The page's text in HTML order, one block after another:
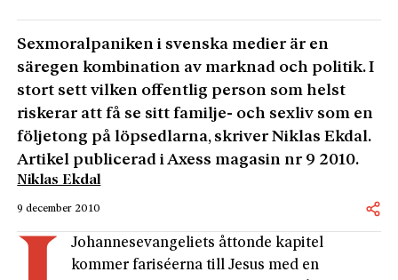
Sexmoralpaniken i svenska medier är en
säregen kombination av marknad och politik. I
stort sett vilken offentlig person som helst
riskerar att få se sitt familje- och sexliv som en
följetong på löpsedlarna, skriver Niklas Ekdal.
Artikel publicerad i Axess magasin nr 9 2010.
Niklas Ekdal
9 december 2010
Johannesevangeliets åttonde kapitel
kommer fariséerna till Jesus med en